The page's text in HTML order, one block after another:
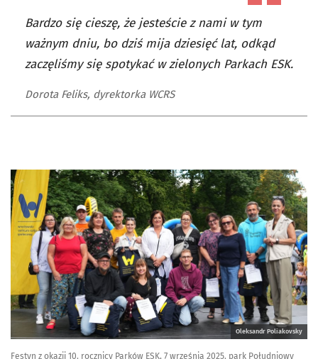
Bardzo się cieszę, że jesteście z nami w tym
ważnym dniu, bo dziś mija dziesięć lat, odkąd
zaczęliśmy się spotykać w zielonych Parkach ESK.
Dorota Feliks, dyrektorka WCRS
Oleksandr Poliakovsky
Festyn z okazji 10. rocznicy Parków ESK, 7 września 2025. park Południowy